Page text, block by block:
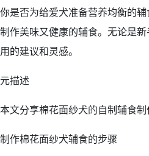
你是否为给爱犬准备营养均衡的
制作美味又健康的辅食。无论是
用的建议和灵感。
元描述
本文分享棉花面纱犬的自制辅食
制作棉花面纱犬辅食的步骤